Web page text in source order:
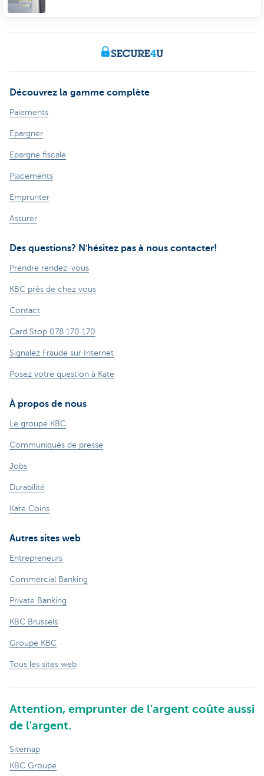
Découvrez la gamme complète
Paiements
Epargner
Epargne fiscale
Placements
Emprunter
Assurer
Des questions? N'hésitez pas à nous contacter!
Prendre rendez-vous
KBC près de chez vous
Contact
Card Stop 078 170 170
Signalez Fraude sur Internet
Posez votre question à Kate
À propos de nous
Le groupe KBC
Communiqués de presse
Jobs
Durabilité
Kate Coins
Autres sites web
Entrepreneurs
Commercial Banking
Private Banking
KBC Brussels
Groupe KBC
Tous les sites web
Attention, emprunter de l'argent coûte aussi
de l'argent.
Sitemap
KBC Groupe